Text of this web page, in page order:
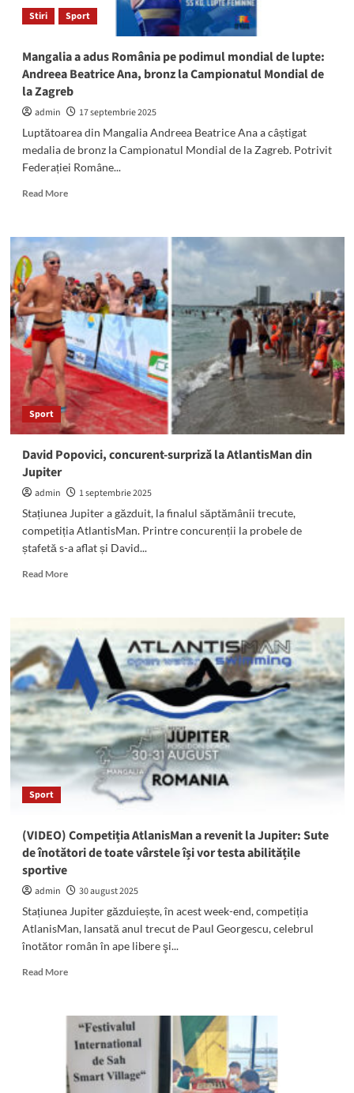
Ianis
de
onoare
Stiri Sport
Mangalia a adus România pe podimul mondial de lupte:
Andreea Beatrice Ana, bronz la Campionatul Mondial de
la Zagreb
admin
17 septembrie 2025
Luptătoarea din Mangalia Andreea Beatrice Ana a câștigat
medalia de bronz la Campionatul Mondial de la Zagreb. Potrivit
Federației Române...
Read MoreRead
Mangalia
a
România
pe
podimul
mondial
de
lupte:
Andreea
Beatrice
Ana,
bronz
la
Mondial
la
Sport
David Popovici, concurent-surpriză la AtlantisMan din
Jupiter
admin
1 septembrie 2025
Stațiunea Jupiter a găzduit, la finalul săptămânii trecute,
competiția AtlantisMan. Printre concurenții la probele de
ștafetă s-a aflat și David...
Read MoreRead
Popovici,
concurent-
surpriză
AtlantisMan
din
Jupiter
Sport
(VIDEO) Competiția AtlanisMan a revenit la Jupiter: Sute
de înotători de toate vârstele își vor testa abilitățile
sportive
admin
30 august 2025
Stațiunea Jupiter găzduiește, în acest week-end, competiția
AtlanisMan, lansată anul trecut de Paul Georgescu, celebrul
înotător român în ape libere şi...
Read MoreRead
(VIDEO)
Competiția
AtlanisMan
revenit
la